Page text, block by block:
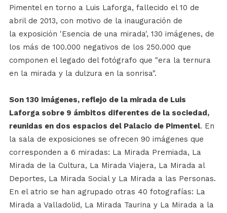
Pimentel en torno a Luis Laforga, fallecido el 10 de
abril de 2013, con motivo de la inauguración de
la exposición 'Esencia de una mirada', 130 imágenes, de
los más de 100.000 negativos de los 250.000 que
componen el legado del fotógrafo que "era la ternura
en la mirada y la dulzura en la sonrisa".
Son 130 imágenes, reflejo de la mirada de Luis
Laforga sobre 9 ámbitos diferentes de la sociedad,
reunidas en dos espacios del Palacio de Pimentel. En
la sala de exposiciones se ofrecen 90 imágenes que
corresponden a 6 miradas: La Mirada Premiada, La
Mirada de la Cultura, La Mirada Viajera, La Mirada al
Deportes, La Mirada Social y La Mirada a las Personas.
En el atrio se han agrupado otras 40 fotografías: La
Mirada a Valladolid, La Mirada Taurina y La Mirada a la